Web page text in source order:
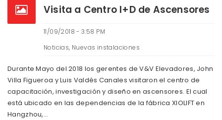
Visita a Centro I+D de Ascensores
11/09/2018 - 3:58 PM
Noticias, Nuevas instalaciones
Durante Mayo del 2018 los gerentes de V&V Elevadores, John
Villa Figueroa y Luis Valdés Canales visitaron el centro de
capacitación, investigación y diseño en ascensores. El cual
está ubicado en las dependencias de la fábrica XIOLIFT en
Hangzhou,…